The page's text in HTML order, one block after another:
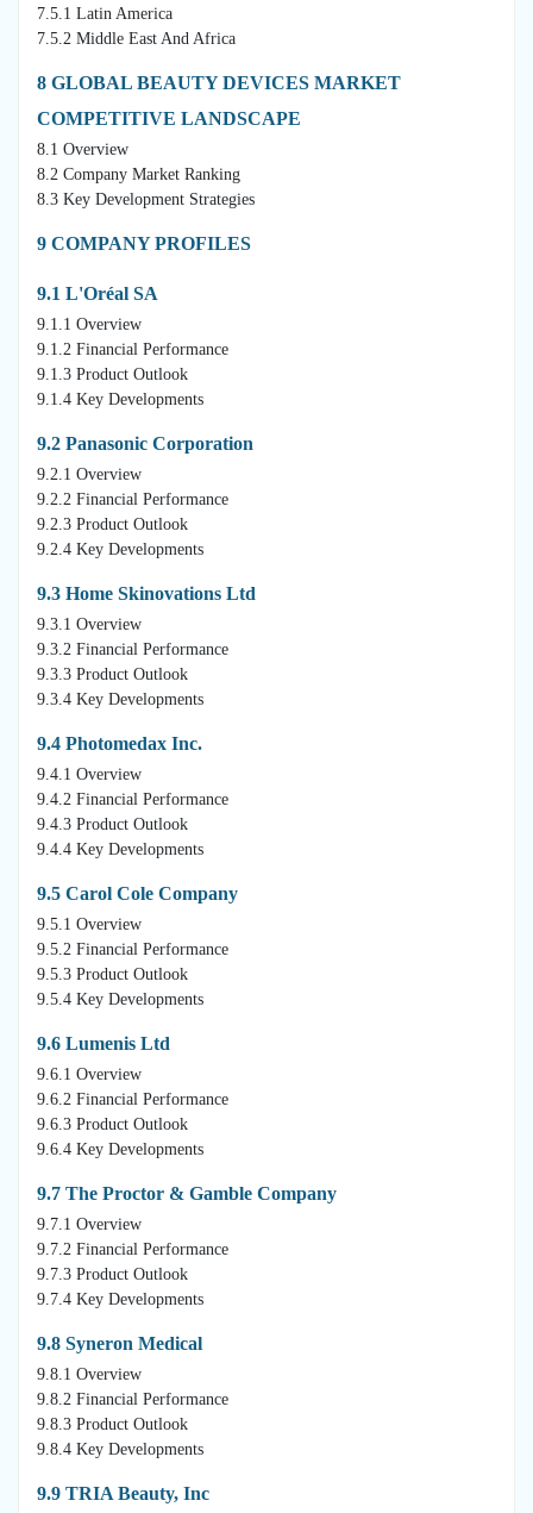
7.5.1 Latin America
7.5.2 Middle East And Africa
8 GLOBAL BEAUTY DEVICES MARKET
COMPETITIVE LANDSCAPE
8.1 Overview
8.2 Company Market Ranking
8.3 Key Development Strategies
9 COMPANY PROFILES
9.1 L'Oréal SA
9.1.1 Overview
9.1.2 Financial Performance
9.1.3 Product Outlook
9.1.4 Key Developments
9.2 Panasonic Corporation
9.2.1 Overview
9.2.2 Financial Performance
9.2.3 Product Outlook
9.2.4 Key Developments
9.3 Home Skinovations Ltd
9.3.1 Overview
9.3.2 Financial Performance
9.3.3 Product Outlook
9.3.4 Key Developments
9.4 Photomedax Inc.
9.4.1 Overview
9.4.2 Financial Performance
9.4.3 Product Outlook
9.4.4 Key Developments
9.5 Carol Cole Company
9.5.1 Overview
9.5.2 Financial Performance
9.5.3 Product Outlook
9.5.4 Key Developments
9.6 Lumenis Ltd
9.6.1 Overview
9.6.2 Financial Performance
9.6.3 Product Outlook
9.6.4 Key Developments
9.7 The Proctor & Gamble Company
9.7.1 Overview
9.7.2 Financial Performance
9.7.3 Product Outlook
9.7.4 Key Developments
9.8 Syneron Medical
9.8.1 Overview
9.8.2 Financial Performance
9.8.3 Product Outlook
9.8.4 Key Developments
9.9 TRIA Beauty, Inc